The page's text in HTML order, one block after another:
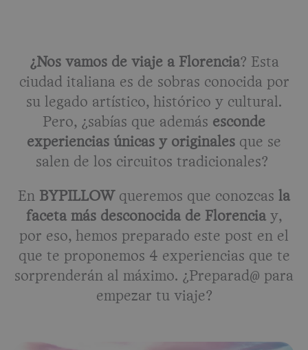
¿Nos vamos de viaje a Florencia? Esta
ciudad italiana es de sobras conocida por
su legado artístico, histórico y cultural.
Pero, ¿sabías que además esconde
experiencias únicas y originales que se
salen de los circuitos tradicionales?
En BYPILLOW queremos que conozcas la
faceta más desconocida de Florencia y,
por eso, hemos preparado este post en el
que te proponemos 4 experiencias que te
sorprenderán al máximo. ¿Preparad@ para
empezar tu viaje?